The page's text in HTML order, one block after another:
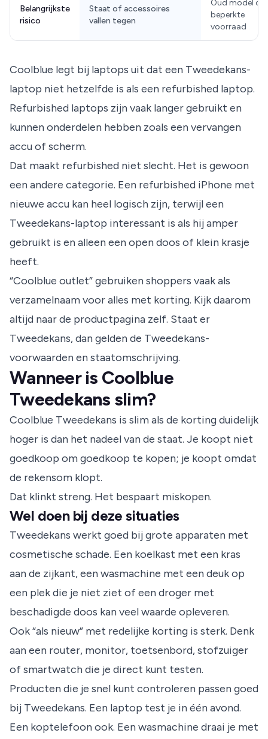
Belangrijkste
risico
Staat of accessoires
vallen tegen
Oud model of
beperkte
voorraad
Coolblue legt bij laptops uit dat een Tweedekans-
laptop niet hetzelfde is als een refurbished laptop.
Refurbished laptops zijn vaak langer gebruikt en
kunnen onderdelen hebben zoals een vervangen
accu of scherm.
Dat maakt refurbished niet slecht. Het is gewoon
een andere categorie. Een refurbished iPhone met
nieuwe accu kan heel logisch zijn, terwijl een
Tweedekans-laptop interessant is als hij amper
gebruikt is en alleen een open doos of klein krasje
heeft.
“Coolblue outlet” gebruiken shoppers vaak als
verzamelnaam voor alles met korting. Kijk daarom
altijd naar de productpagina zelf. Staat er
Tweedekans, dan gelden de Tweedekans-
voorwaarden en staatomschrijving.
Wanneer is Coolblue
Tweedekans slim?
Coolblue Tweedekans is slim als de korting duidelijk
hoger is dan het nadeel van de staat. Je koopt niet
goedkoop om goedkoop te kopen; je koopt omdat
de rekensom klopt.
Dat klinkt streng. Het bespaart miskopen.
Wel doen bij deze situaties
Tweedekans werkt goed bij grote apparaten met
cosmetische schade. Een koelkast met een kras
aan de zijkant, een wasmachine met een deuk op
een plek die je niet ziet of een droger met
beschadigde doos kan veel waarde opleveren.
Ook “als nieuw” met redelijke korting is sterk. Denk
aan een router, monitor, toetsenbord, stofzuiger
of smartwatch die je direct kunt testen.
Producten die je snel kunt controleren passen goed
bij Tweedekans. Een laptop test je in één avond.
Een koptelefoon ook. Een wasmachine draai je met